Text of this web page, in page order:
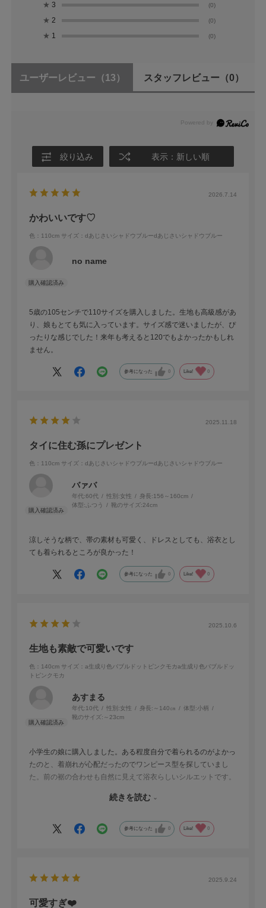
★ 3 (0)
★ 2 (0)
★ 1 (0)
ユーザーレビュー （13） スタッフレビュー （0）
絞り込み 表示：新しい順
2026.7.14
かわいいです♡
色：110cm サイズ：dあじさいシャドウブルーdあじさいシャドウブルー
no name
5歳の105センチで110サイズを購入しました。生地も高級感があ
り、娘もとても気に入っています。サイズ感で迷いましたが、ぴ
ったりな感じでした！来年も考えると120でもよかったかもしれ
ません。
参考になった 0 Like! 0
2025.11.18
タイに住む孫にプレゼント
色：110cm サイズ：dあじさいシャドウブルーdあじさいシャドウブルー
バァバ
年代:60代 性別:女性 身長:156～160cm
体型:ふつう 靴のサイズ:24cm
涼しそうな柄で、帯の素材も可愛く、ドレスとしても、浴衣とし
ても着られるところが良かった！
参考になった 0 Like! 0
2025.10.6
生地も素敵で可愛いです
色：140cm サイズ：a生成り色バブルドットピンクモカa生成り色バブルドッ
トピンクモカ
あすまる
年代:10代 性別:女性 身長: ～140㎝ 体型:小柄
靴のサイズ: ～23cm
小学生の娘に購入しました。ある程度自分で着られるのがよかっ
たのと、着崩れが心配だったのでワンピース型を探していまし
た。前の裾の合わせも自然に見えて浴衣らしいシルエットです。
きついかもしれませんが、細身の娘でもずり落ちなくていいで
なのもあって透けます。下にインナーパンツあった方が良さそう
子どもが気楽に着られて、浴衣らしさも損なわない形なので、と
続きを読む
参考になった 0 Like! 0
2025.9.24
可愛すぎ❤️